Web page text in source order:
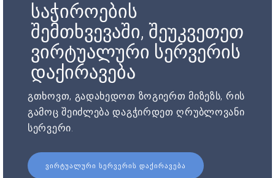
საჭიროების
შემთხვევაში, შეუკვეთეთ
ვირტუალური სერვერის
დაქირავება
გთხოვთ, გადახედოთ ზოგიერთ მიზეზს, რის
გამოც შეიძლება დაგჭირდეთ ღრუბლოვანი
სერვერი.
ᲕᲘᲠᲢᲣᲐᲚᲣᲠᲘ ᲡᲔᲠᲕᲔᲠᲘᲡ ᲓᲐᲥᲘᲠᲐᲕᲔᲑᲐ